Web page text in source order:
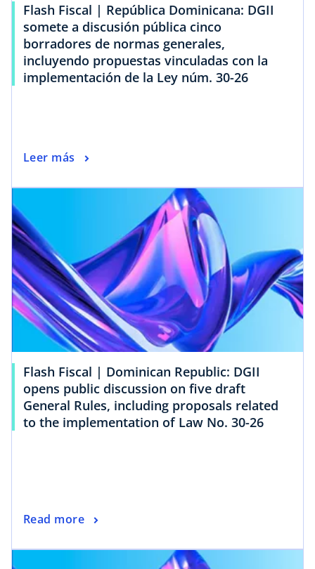
Flash Fiscal | República Dominicana: DGII
somete a discusión pública cinco
borradores de normas generales,
incluyendo propuestas vinculadas con la
implementación de la Ley núm. 30-26
Leer más
Flash Fiscal | Dominican Republic: DGII
opens public discussion on five draft
General Rules, including proposals related
to the implementation of Law No. 30-26
Read more